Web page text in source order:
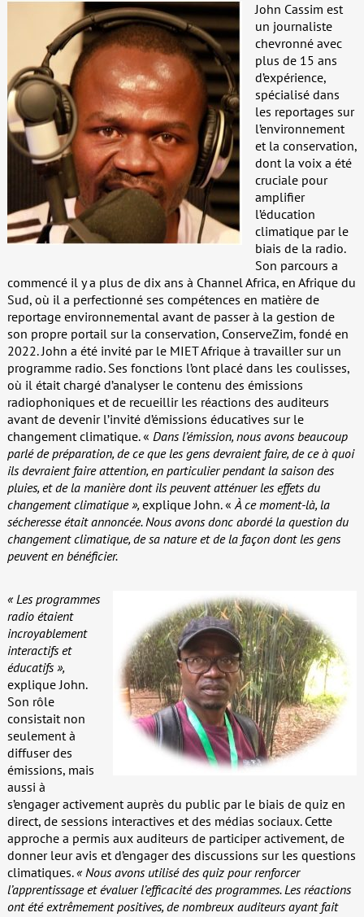
John Cassim est
un journaliste
chevronné avec
plus de 15 ans
d’expérience,
spécialisé dans
les reportages sur
l’environnement
et la conservation,
dont la voix a été
cruciale pour
amplifier
l’éducation
climatique par le
biais de la radio.
Son parcours a
commencé il y a plus de dix ans à Channel Africa, en Afrique du
Sud, où il a perfectionné ses compétences en matière de
reportage environnemental avant de passer à la gestion de
son propre portail sur la conservation, ConserveZim, fondé en
2022. John a été invité par le MIET Afrique à travailler sur un
programme radio. Ses fonctions l’ont placé dans les coulisses,
où il était chargé d’analyser le contenu des émissions
radiophoniques et de recueillir les réactions des auditeurs
avant de devenir l’invité d’émissions éducatives sur le
changement climatique. « Dans l’émission, nous avons beaucoup
parlé de préparation, de ce que les gens devraient faire, de ce à quoi
ils devraient faire attention, en particulier pendant la saison des
pluies, et de la manière dont ils peuvent atténuer les effets du
changement climatique », explique John. «À ce moment-là, la
sécheresse était annoncée. Nous avons donc abordé la question du
changement climatique, de sa nature et de la façon dont les gens
peuvent en bénéficier.
« Les programmes
radio étaient
incroyablement
interactifs et
éducatifs »,
explique John.
Son rôle
consistait non
seulement à
diffuser des
émissions, mais
aussi à
s’engager activement auprès du public par le biais de quiz en
direct, de sessions interactives et des médias sociaux. Cette
approche a permis aux auditeurs de participer activement, de
donner leur avis et d’engager des discussions sur les questions
climatiques.« Nous avons utilisé des quiz pour renforcer
l’apprentissage et évaluer l’efficacité des programmes. Les réactions
ont été extrêmement positives, de nombreux auditeurs ayant fait